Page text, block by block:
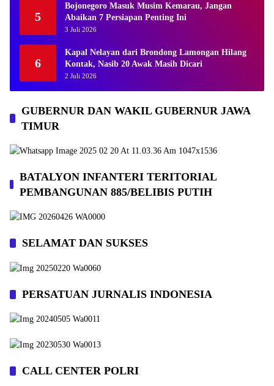
5
Bojonegoro Masuk Musim Kemarau, Jangan
Abaikan 7 Persiapan Penting Ini
3 Juli 2026
6
Kapal Nelayan dari Brondong Lamongan Hilang
Kontak, Nasib 20 Awak Masih Dicari
2 Juli 2026
GUBERNUR DAN WAKIL GUBERNUR JAWA
TIMUR
BATALYON INFANTERI TERITORIAL
PEMBANGUNAN 885/BELIBIS PUTIH
SELAMAT DAN SUKSES
PERSATUAN JURNALIS INDONESIA
CALL CENTER POLRI